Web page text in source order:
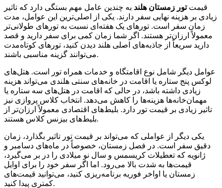
قیمتتور زمستان هلند به چندین عامل مهم بستگی دارد که تاثیر
زیادی بر هزینه نهایی سفر دارند. یکی از اصلی‌ترین این عوامل، مدت
زمان سفر است. تورهای یک هفته‌ای نسبت به تورهای طولانی‌تر
معمولاً ارزان‌تر هستند. اگر شما زمان کمی برای سفر دارید و قصد
دارید سریعاً از جاذبه‌های اصلی هلند دیدن کنید، تورهای کوتاه‌مدت
می‌توانند گزینه مناسبی باشند.
عوامل دیگر شامل نوع اقامتگاه و خدمات همراه تور است. هتل‌های
لوکس پنج ستاره یا اقامت در خانه‌های سنتی هلندی می‌تواند هزینه
زیادی داشته باشد، در حالی که اقامت در هتل‌های سه ستاره یا
مهمان‌خانه‌ها هزینه‌ها را کاهش می‌دهد. انتخاب کلاس پروازی نیز
تاثیر زیادی بر قیمت تور دارد. بلیط‌های اقتصادی معمولاً ارزان‌تر از
بلیط‌های بیزنس کلاس هستند.
یکی دیگر از عواملی که می‌تواند بر قیمت تور تاثیر بگذارد، زمان
دقیق سفر است. در فصل زمستان، خصوصاً در ماه‌های دسامبر و
ژانویه که تعطیلات کریسمس و سال نو میلادی را در بر می‌گیرد،
قیمت‌ها به شدت بالا می‌رود. اما اگر سفر خود را برای اوایل
زمستان یا اواخر فوریه برنامه‌ریزی کنید، می‌توانید قیمت‌های
کمتری پیدا کنید.